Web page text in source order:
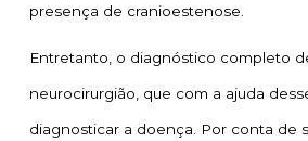
presença de cranioestenose.
Entretanto, o diagnóstico completo
neurocirurgião, que com a ajuda
diagnosticar a doença. Por conta de